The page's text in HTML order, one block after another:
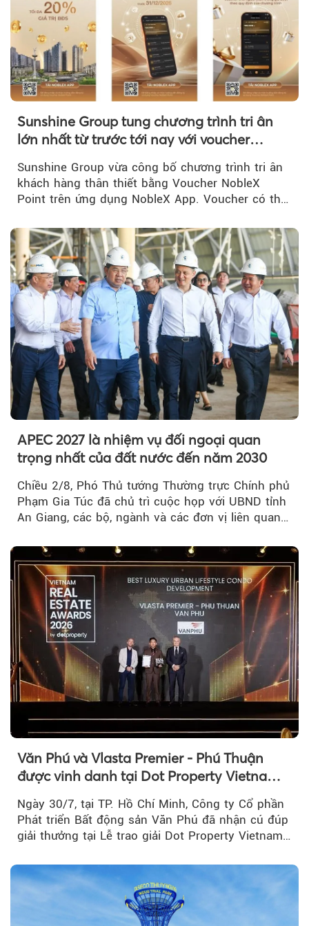
Sunshine Group tung chương trình tri ân
lớn nhất từ trước tới nay với voucher
Sunshine Group vừa công bố chương trình tri ân
khách hàng thân thiết bằng Voucher NobleX
Point trên ứng dụng NobleX App. Voucher có thể
APEC 2027 là nhiệm vụ đối ngoại quan
trọng nhất của đất nước đến năm 2030
Chiều 2/8, Phó Thủ tướng Thường trực Chính phủ
Phạm Gia Túc đã chủ trì cuộc họp với UBND tỉnh
An Giang, các bộ, ngành và các đơn vị liên quan
Văn Phú và Vlasta Premier - Phú Thuận
được vinh danh tại Dot Property Vietnam
Real Estate Awards 2026
Ngày 30/7, tại TP. Hồ Chí Minh, Công ty Cổ phần
Phát triển Bất động sản Văn Phú đã nhận cú đúp
giải thưởng tại Lễ trao giải Dot Property Vietnam